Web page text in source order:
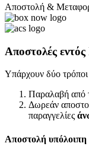
Αποστολή &
Αποστολές εντός
Υπάρχουν δύο
Παραλαβή από
Δωρεάν
παραγγελίες
Αποστολή